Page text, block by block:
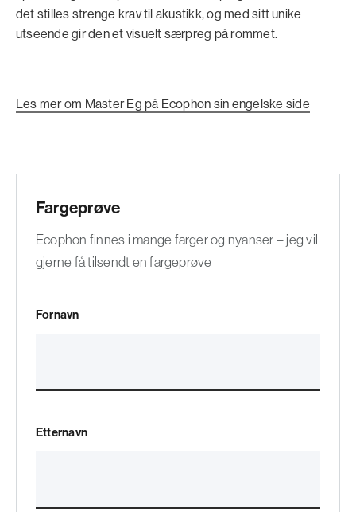
det stilles strenge krav til akustikk, og med sitt unike
utseende gir den et visuelt særpreg på rommet.
Les mer om Master Eg på Ecophon sin engelske side
Fargeprøve
Ecophon finnes i mange farger og nyanser – jeg vil
gjerne få tilsendt en fargeprøve
Fornavn
Etternavn